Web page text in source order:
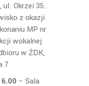
Okrzei 35.
z okazji
MP nr
wokalnej
w ŻDK,
7
– Sala